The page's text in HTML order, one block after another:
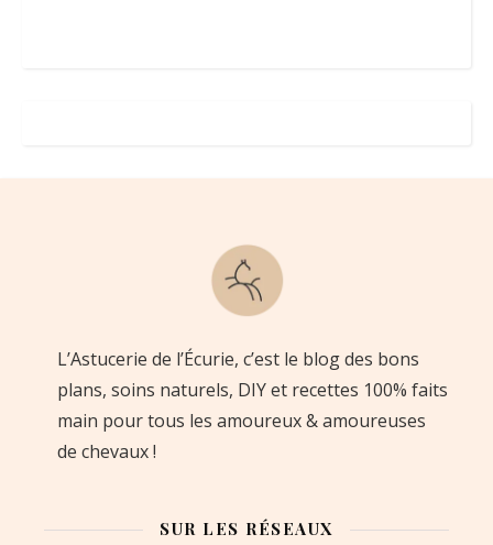
L’Astucerie de l’Écurie, c’est le blog des bons
plans, soins naturels, DIY et recettes 100% faits
main pour tous les amoureux & amoureuses
de chevaux !
SUR LES RÉSEAUX